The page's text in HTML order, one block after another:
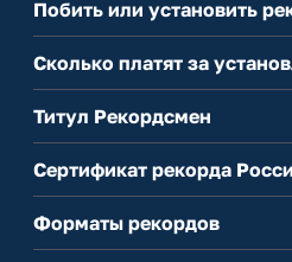
Побить или установить
Сколько платят за
Титул Рекордсмен
Сертификат рекорда
Форматы рекордов